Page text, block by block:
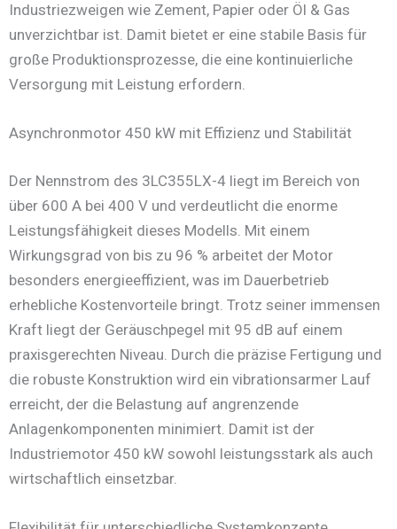
Industriezweigen wie Zement, Papier oder Öl & Gas
unverzichtbar ist. Damit bietet er eine stabile Basis für
große Produktionsprozesse, die eine kontinuierliche
Versorgung mit Leistung erfordern.
Asynchronmotor 450 kW mit Effizienz und Stabilität
Der Nennstrom des 3LC355LX-4 liegt im Bereich von
über 600 A bei 400 V und verdeutlicht die enorme
Leistungsfähigkeit dieses Modells. Mit einem
Wirkungsgrad von bis zu 96 % arbeitet der Motor
besonders energieeffizient, was im Dauerbetrieb
erhebliche Kostenvorteile bringt. Trotz seiner immensen
Kraft liegt der Geräuschpegel mit 95 dB auf einem
praxisgerechten Niveau. Durch die präzise Fertigung und
die robuste Konstruktion wird ein vibrationsarmer Lauf
erreicht, der die Belastung auf angrenzende
Anlagenkomponenten minimiert. Damit ist der
Industriemotor 450 kW sowohl leistungsstark als auch
wirtschaftlich einsetzbar.